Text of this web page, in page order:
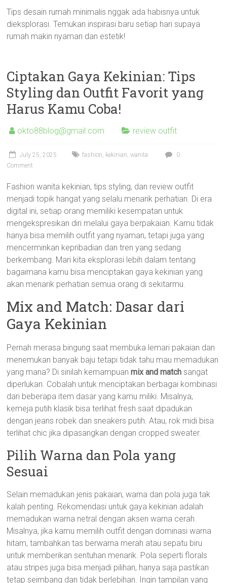
Tips desain rumah minimalis nggak ada habisnya untuk
dieksplorasi. Temukan inspirasi baru setiap hari supaya
rumah makin nyaman dan estetik!
Ciptakan Gaya Kekinian: Tips
Styling dan Outfit Favorit yang
Harus Kamu Coba!
okto88blog@gmail.com review outfit
July 25, 2025 fashion, kekinian,wanita
0
Comment
Fashion wanita kekinian, tips styling, dan review outfit
menjadi topik hangat yang selalu menarik perhatian. Di era
digital ini, setiap orang memiliki kesempatan untuk
mengekspresikan diri melalui gaya berpakaian. Kamu tidak
hanya bisa memilih outfit yang nyaman, tetapi juga yang
mencerminkan kepribadian dan tren yang sedang
berkembang. Mari kita eksplorasi lebih dalam tentang
bagaimana kamu bisa menciptakan gaya kekinian yang
akan menarik perhatian semua orang di sekitarmu.
Mix and Match: Dasar dari
Gaya Kekinian
Pernah merasa bingung saat membuka lemari pakaian dan
menemukan banyak baju tetapi tidak tahu mau memadukan
yang mana? Di sinilah kemampuanmix and match sangat
diperlukan. Cobalah untuk menciptakan berbagai kombinasi
dari beberapa item dasar yang kamu miliki. Misalnya,
kemeja putih klasik bisa terlihat fresh saat dipadukan
dengan jeans robek dan sneakers putih. Atau, rok midi bisa
terlihat chic jika dipasangkan dengan cropped sweater.
Pilih Warna dan Pola yang
Sesuai
Selain memadukan jenis pakaian, warna dan pola juga tak
kalah penting. Rekomendasi untuk gaya kekinian adalah
memadukan warna netral dengan aksen warna cerah.
Misalnya, jika kamu memilih outfit dengan dominasi warna
hitam, tambahkan tas berwarna merah atau sepatu biru
untuk memberikan sentuhan menarik. Pola seperti florals
atau stripes juga bisa menjadi pilihan, hanya saja pastikan
tetap seimbang dan tidak berlebihan. Ingin tampilan yang